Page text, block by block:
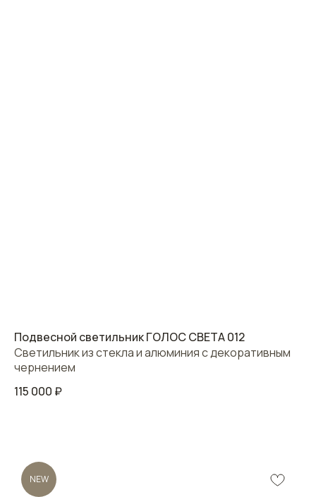
Подвесной светильник ГОЛОС СВЕТА 012
Светильник из стекла и алюминия с декоративным
чернением
115 000 ₽
NEW